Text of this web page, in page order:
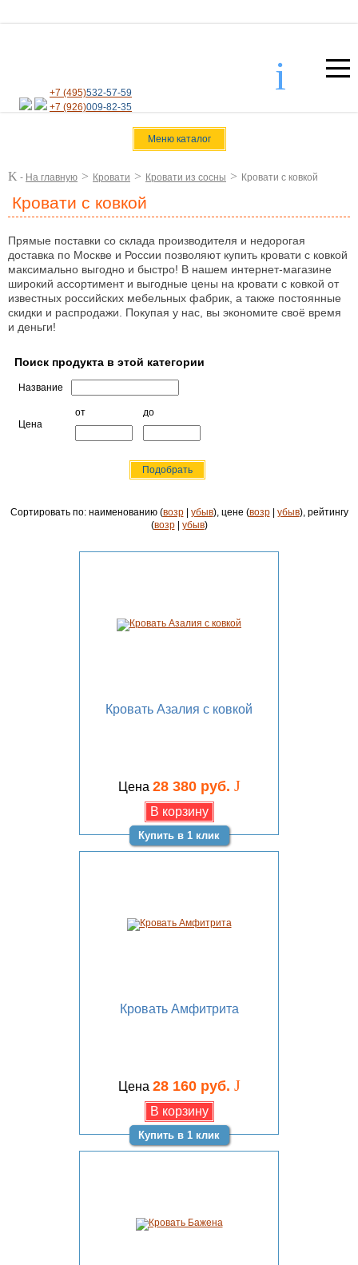
+7 (495)532-57-59
+7 (926)009-82-35
i
Меню каталог
K - На главную > Кровати > Кровати из сосны > Кровати с ковкой
Кровати с ковкой
Прямые поставки со склада производителя и недорогая
доставка по Москве и России позволяют купить кровати с ковкой
максимально выгодно и быстро! В нашем интернет-магазине
широкий ассортимент и выгодные цены на кровати с ковкой от
известных российских мебельных фабрик, а также постоянные
скидки и распродажи. Покупая у нас, вы экономите своё время
и деньги!
Поиск продукта в этой категории
Название
Цена
от до
Сортировать по: наименованию (возр| убыв), цене (возр| убыв), рейтингу
(возр| убыв)
Кровать Азалия с ковкой
Цена 28 380 руб. J
Купить в 1 клик
Кровать Амфитрита
Цена 28 160 руб. J
Купить в 1 клик